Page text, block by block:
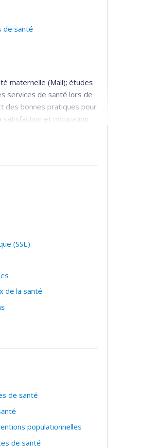
de santé
maternelle (Mali); études
services de santé lors de
des bonnes pratiques pour
satisfaction et motivation
évaluation et
(SSE)
de la santé
de santé
populationnelles
de santé